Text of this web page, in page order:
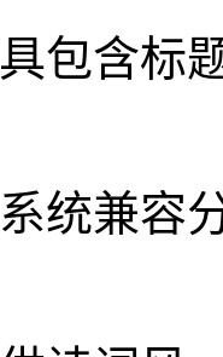
包含标
统兼容